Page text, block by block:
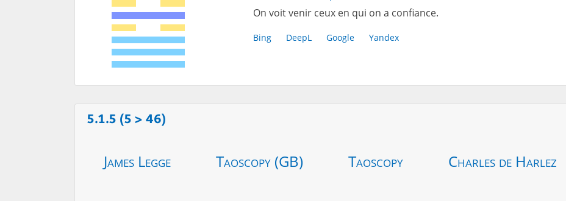
On voit venir ceux en qui on a confiance.
Bing DeepL Google Yandex
5.1.5 (5 > 46)
James Legge Taoscopy (GB) Taoscopy Charles de Harlez